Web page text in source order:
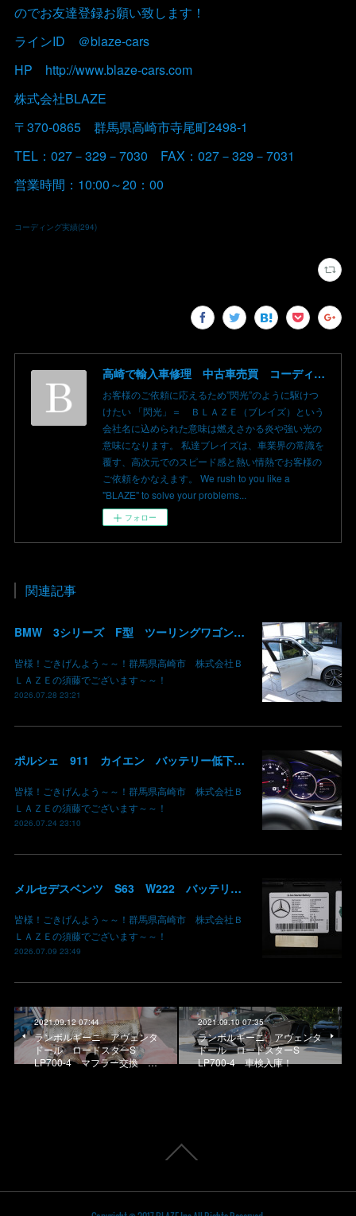
のでお友達登録お願い致します！
ラインID ＠blaze-cars
HP http://www.blaze-cars.com
株式会社BLAZE
〒370-0865 群馬県高崎市寺尾町2498-1
TEL：027－329－7030 FAX：027－329－7031
営業時間：10:00～20：00
コーディング実績(294)
高崎で輸入車修理 中古車売買 コーディングならBLAZE（ブレイズ）へ│BLAZE Total Car Support & Modify in Takasaki Gunma
お客様のご依頼に応えるため”閃光”のように駆けつ
けたい 「閃光」＝ ＢＬＡＺＥ（ブレイズ）という
会社名に込められた意味は燃えさかる炎や強い光の
意味になります。 私達ブレイズは、車業界の常識を
覆す、高次元でのスピード感と熱い情熱でお客様の
ご依頼をかなえます。 We rush to you like a
"BLAZE" to solve your problems...
フォロー
関連記事
BMW 3シリーズ F型 ツーリングワゴン コーディング デイライト 有効化 群馬 高崎
皆様！ごきげんよう～～！群馬県高崎市 株式会社Ｂ
ＬＡＺＥの須藤でございます～～！
2026.07.28 23:21
ポルシェ 911 カイエン バッテリー低下 車両エレクトリカルシステムエラー リチウムイオンバッテリー復旧 バッテリー上がり 充電できない ポルシェ修理 現車無し修理 群馬県 高崎 株式会社BLAZE
皆様！ごきげんよう～～！群馬県高崎市 株式会社Ｂ
ＬＡＺＥの須藤でございます～～！
2026.07.24 23:10
メルセデスベンツ S63 W222 バッテリー低下 車両エレクトリカルシステムエラー リチウムイオンバッテリー復旧 バッテリー上がり 充電できない ベンツ修理 現車無し修理 群馬県 高崎
皆様！ごきげんよう～～！群馬県高崎市 株式会社Ｂ
ＬＡＺＥの須藤でございます～～！
2026.07.09 23:49
2021.09.12 07:44
ランボルギーニ アヴェンタ
ドール ロードスターS
LP700-4 マフラー交換 …
2021.09.10 07:35
ランボルギーニ アヴェンタ
ドール ロードスターS
LP700-4 車検入庫！